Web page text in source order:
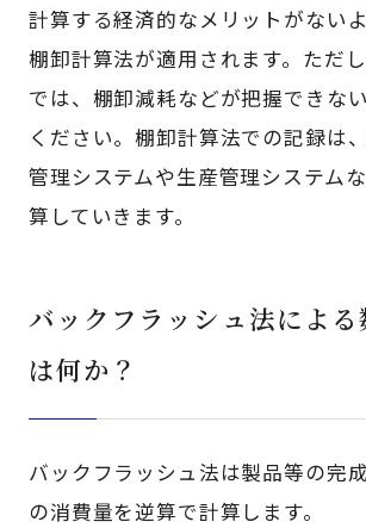
計算する経済的なメリットがないよ
棚卸計算法が適用されます。ただ
では、棚卸減耗などが把握できな
ください。棚卸計算法での記録は
管理システムや生産管理システム
算していきます。
バックフラッシュ法による
は何か？
バックフラッシュ法は製品等の完
の消費量を逆算で計算します。